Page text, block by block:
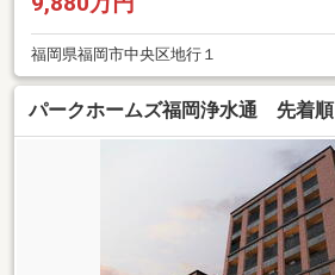
福岡県福岡市中央区地行１
パークホームズ福岡浄水通 先着順